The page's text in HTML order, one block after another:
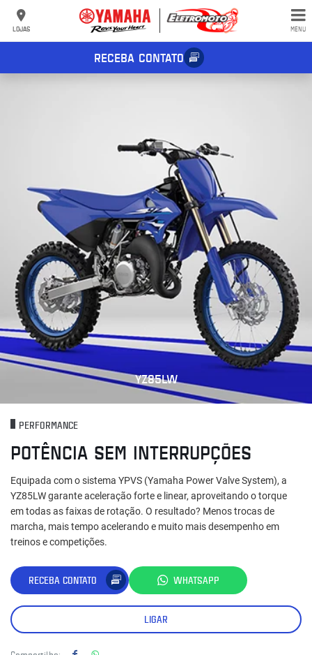
LOJAS MENU
RECEBA CONTATO
YZ85LW
PERFORMANCE
POTÊNCIA SEM INTERRUPÇÕES
Equipada com o sistema YPVS (Yamaha Power Valve System), a
YZ85LW garante aceleração forte e linear, aproveitando o torque
em todas as faixas de rotação. O resultado? Menos trocas de
marcha, mais tempo acelerando e muito mais desempenho em
treinos e competições.
RECEBA CONTATO WHATSAPP
LIGAR